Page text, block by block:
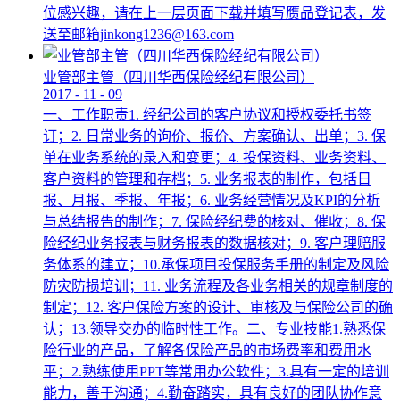
位感兴趣，请在上一层页面下载并填写赝品登记表，发
送至邮箱jinkong1236@163.com
业管部主管（四川华西保险经纪有限公司）
2017 - 11 - 09
一、工作职责1. 经纪公司的客户协议和授权委托书签
订；2. 日常业务的询价、报价、方案确认、出单；3. 保
单在业务系统的录入和变更；4. 投保资料、业务资料、
客户资料的管理和存档；5. 业务报表的制作，包括日
报、月报、季报、年报；6. 业务经营情况及KPI的分析
与总结报告的制作；7. 保险经纪费的核对、催收；8. 保
险经纪业务报表与财务报表的数据核对；9. 客户理赔服
务体系的建立；10.承保项目投保服务手册的制定及风险
防灾防损培训；11. 业务流程及各业务相关的规章制度的
制定；12. 客户保险方案的设计、审核及与保险公司的确
认；13.领导交办的临时性工作。二、专业技能1.熟悉保
险行业的产品，了解各保险产品的市场费率和费用水
平；2.熟练使用PPT等常用办公软件；3.具有一定的培训
能力，善于沟通；4.勤奋踏实，具有良好的团队协作意